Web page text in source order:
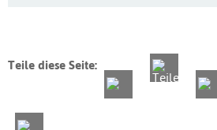
Teile diese Seite: